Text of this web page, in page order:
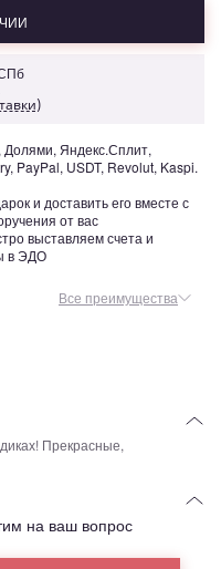
Яндекс.Сплит,
PayPal, USDT, Revolut, Kaspi.
и доставить его вместе с
от вас
выставляем счета и
в ЭДО
Все преимущества
Прекрасные,
на ваш вопрос